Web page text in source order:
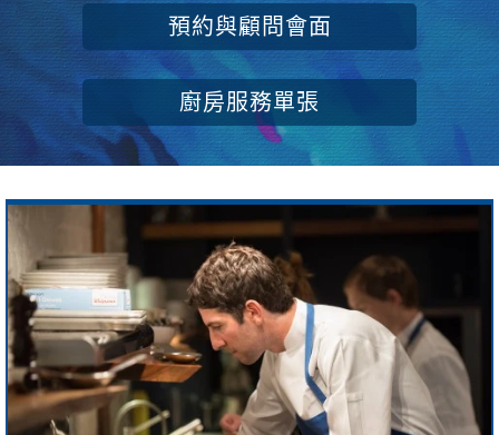
預約與顧問會面
廚房服務單張